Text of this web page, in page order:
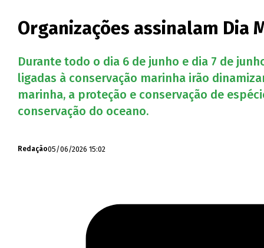
Organizações assinalam Dia
Durante todo o dia 6 de junho e dia 7 de
ligadas à conservação marinha irão
marinha, a proteção e conservação de
conservação do oceano.
Redação05/06/2026 15:02